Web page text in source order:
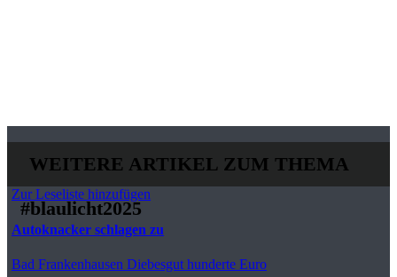
WEITERE ARTIKEL ZUM THEMA
#blaulicht2025
Zur Leseliste hinzufügen
Autoknacker schlagen zu
Bad Frankenhausen Diebesgut hunderte Euro